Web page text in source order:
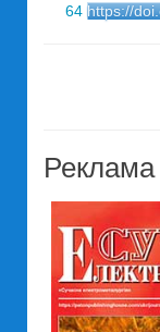
64 https://